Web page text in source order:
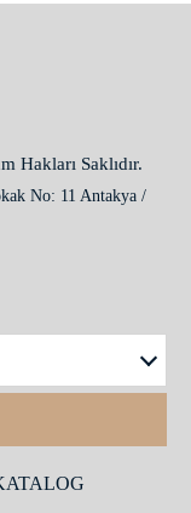
Saklıdır.
No: 11 Antakya /